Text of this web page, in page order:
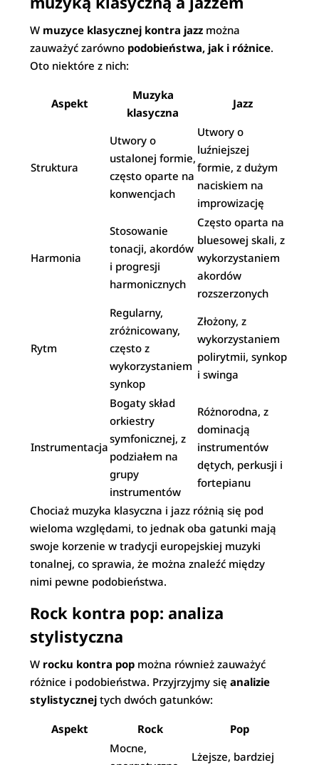
W muzyce klasycznej kontra jazz można
zauważyć zarówno podobieństwa, jak i różnice.
Oto niektóre z nich:
Aspekt
Muzyka
klasyczna
Jazz
Struktura
Utwory o
ustalonej formie,
często oparte na
konwencjach
Utwory o
luźniejszej
formie, z dużym
naciskiem na
improwizację
Harmonia
Stosowanie
tonacji, akordów
i progresji
harmonicznych
Często oparta na
bluesowej skali, z
wykorzystaniem
akordów
rozszerzonych
Rytm
Regularny,
zróżnicowany,
często z
wykorzystaniem
synkop
Złożony, z
wykorzystaniem
polirytmii, synkop
i swinga
Instrumentacja
Bogaty skład
orkiestry
symfonicznej, z
podziałem na
grupy
instrumentów
Różnorodna, z
dominacją
instrumentów
dętych, perkusji i
fortepianu
Chociaż muzyka klasyczna i jazz różnią się pod
wieloma względami, to jednak oba gatunki mają
swoje korzenie w tradycji europejskiej muzyki
tonalnej, co sprawia, że można znaleźć między
nimi pewne podobieństwa.
Rock kontra pop: analiza
stylistyczna
W rocku kontra pop można również zauważyć
różnice i podobieństwa. Przyjrzyjmy sięanalizie
stylistycznej tych dwóch gatunków:
Aspekt Rock Pop
Mocne,
Lżejsze, bardziej